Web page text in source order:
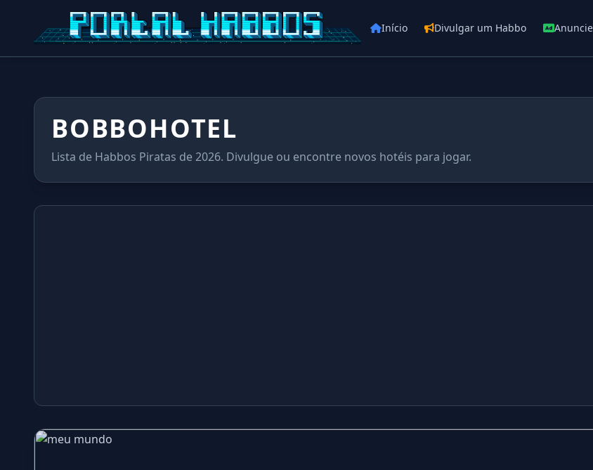
Início Divulgar um Habbo Anuncie
BOBBOHOTEL
Lista de Habbos Piratas de 2026. Divulgue ou encontre novos hotéis para jogar.